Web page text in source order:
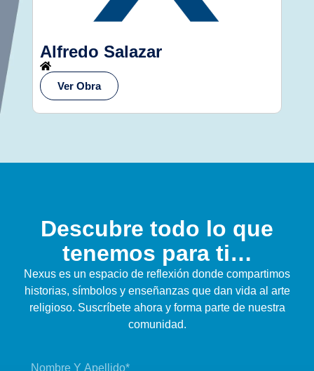
Alfredo Salazar
Ver Obra
Descubre todo lo que
tenemos para ti…
Nexus es un espacio de reflexión donde compartimos
historias, símbolos y enseñanzas que dan vida al arte
religioso. Suscríbete ahora y forma parte de nuestra
comunidad.